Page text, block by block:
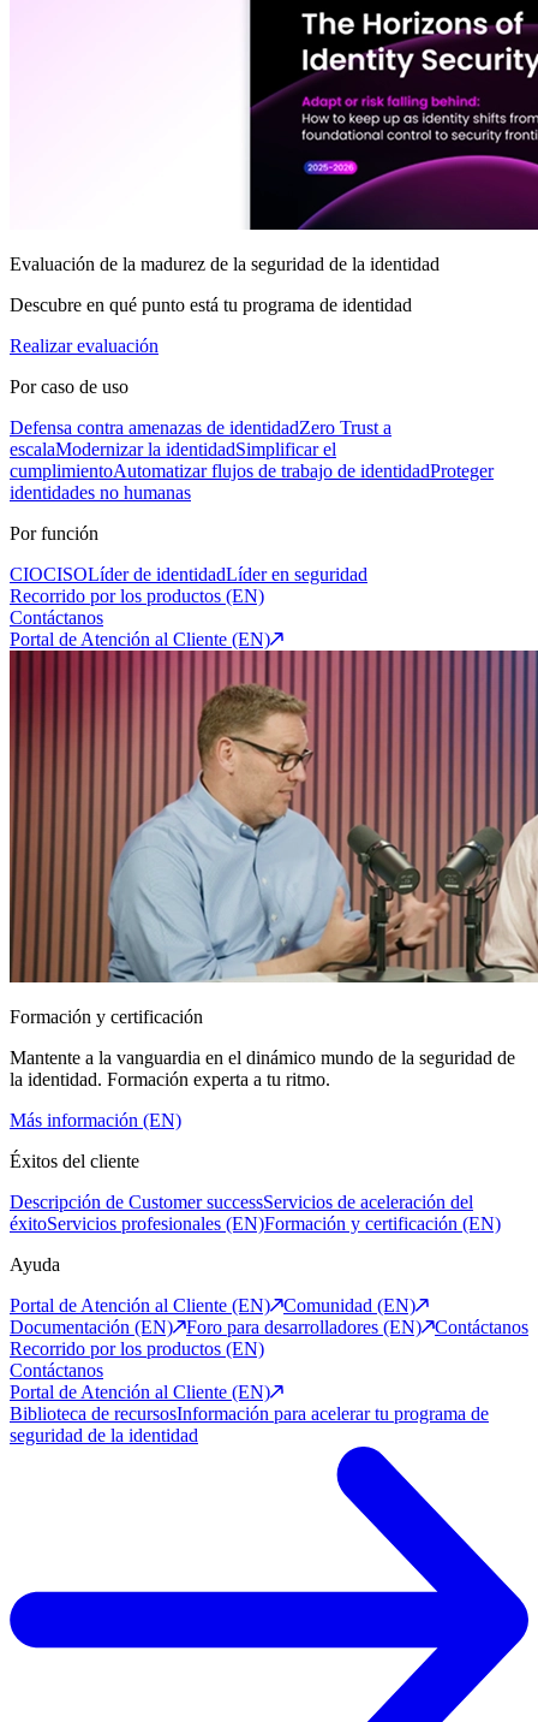
Evaluación de la madurez de la seguridad de la identidad
Descubre en qué punto está tu programa de identidad
Realizar evaluación
Por caso de uso
Defensa contra amenazas de identidadZero Trust a
escalaModernizar la identidadSimplificar el
cumplimientoAutomatizar flujos de trabajo de identidadProteger
identidades no humanas
Por función
CIOCISOLíder de identidadLíder en seguridad
Recorrido por los productos (EN)
Contáctanos
Portal de Atención al Cliente (EN)
Formación y certificación
Mantente a la vanguardia en el dinámico mundo de la seguridad de
la identidad. Formación experta a tu ritmo.
Más información (EN)
Éxitos del cliente
Descripción de Customer successServicios de aceleración del
éxitoServicios profesionales (EN)Formación y certificación (EN)
Ayuda
Portal de Atención al Cliente (EN)
Comunidad (EN)
Documentación (EN)
Foro para desarrolladores (EN)
Contáctanos
Recorrido por los productos (EN)
Contáctanos
Portal de Atención al Cliente (EN)
Biblioteca de recursosInformación para acelerar tu programa de
seguridad de la identidad